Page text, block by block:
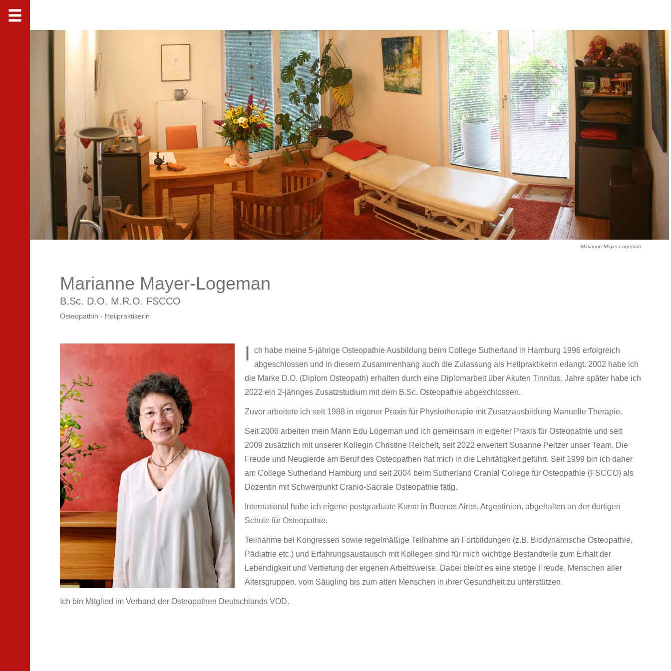
Marianne Mayer-Logeman
Marianne Mayer-Logeman
B.Sc. D.O. M.R.O. FSCCO
Osteopathin - Heilpraktikerin
I
ch habe meine 5-jährige Osteopathie Ausbildung beim College Sutherland in Hamburg 1996 erfolgreich
abgeschlossen und in diesem Zusammenhang auch die Zulassung als Heilpraktikerin erlangt. 2002 habe ich
die Marke D.O. (Diplom Osteopath) erhalten durch eine Diplomarbeit über Akuten Tinnitus. Jahre später habe ich
2022 ein 2-jähriges Zusatzstudium mit dem B.Sc. Osteopathie abgeschlossen.
Zuvor arbeitete ich seit 1988 in eigener Praxis für Physiotherapie mit Zusatzausbildung Manuelle Therapie.
Seit 2006 arbeiten mein Mann Edu Logeman und ich gemeinsam in eigener Praxis für Osteopathie und seit
2009 zusätzlich mit unserer Kollegin Christine Reichelt, seit 2022 erweitert Susanne Peltzer unser Team. Die
Freude und Neugierde am Beruf des Osteopathen hat mich in die Lehrtätigkeit geführt. Seit 1999 bin ich daher
am College Sutherland Hamburg und seit 2004 beim Sutherland Cranial College für Osteopathie (FSCCO) als
Dozentin mit Schwerpunkt Cranio-Sacrale Osteopathie tätig.
International habe ich eigene postgraduate Kurse in Buenos Aires, Argentinien, abgehalten an der dortigen
Schule für Osteopathie.
Teilnahme bei Kongressen sowie regelmäßige Teilnahme an Fortbildungen (z.B. Biodynamische Osteopathie,
Pädiatrie etc.) und Erfahrungsaustausch mit Kollegen sind für mich wichtige Bestandteile zum Erhalt der
Lebendigkeit und Vertiefung der eigenen Arbeitsweise. Dabei bleibt es eine stetige Freude, Menschen aller
Altersgruppen, vom Säugling bis zum alten Menschen in ihrer Gesundheit zu unterstützen.
Ich bin Mitglied im Verband der Osteopathen Deutschlands VOD.